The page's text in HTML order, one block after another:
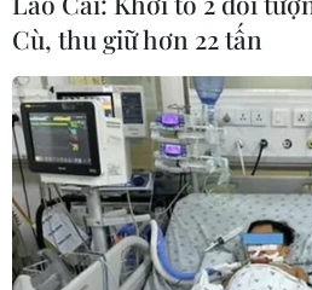
Cù, thu giữ hơn 22 tấn